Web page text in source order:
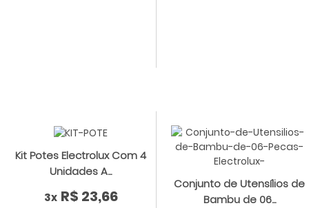
Kit Potes Electrolux Com 4
Unidades A...
3x R$ 23,66
Conjunto de Utensílios de
Bambu de 06...